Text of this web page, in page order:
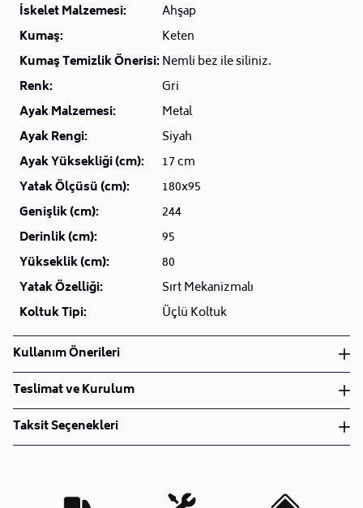
İskelet Malzemesi:
Ahşap
Kumaş:
Keten
Kumaş Temizlik Önerisi:Nemli bez ile siliniz.
Renk:
Gri
Ayak Malzemesi:
Metal
Ayak Rengi:
Siyah
Ayak Yüksekliği (cm):
17 cm
Yatak Ölçüsü (cm):
180x95
Genişlik (cm):
244
Derinlik (cm):
95
Yükseklik (cm):
80
Yatak Özelliği:
Sırt Mekanizmalı
Koltuk Tipi:
Üçlü Koltuk
Kullanım Önerileri
Nemli bez ile siliniz.
Teslimat ve Kurulum
Teslimat ve Kurulum
• Siparişlerinizi aldıktan sonra en kısa sürede işleme
Kargo süreçlerimizi güçlü lojistik ağımızla
Taksit Seçenekleri